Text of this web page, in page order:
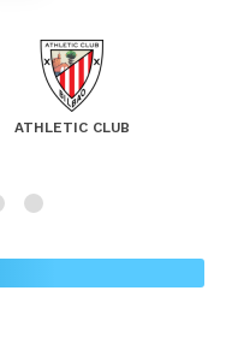
ATHLETIC CLUB